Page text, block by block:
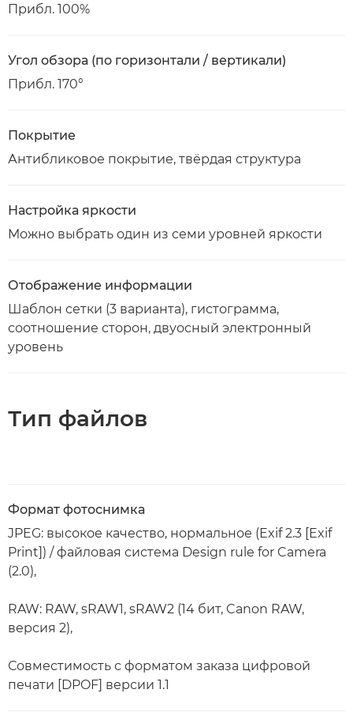
Прибл. 100%
Угол обзора (по горизонтали / вертикали)
Прибл. 170°
Покрытие
Антибликовое покрытие, твёрдая структура
Настройка яркости
Можно выбрать один из семи уровней яркости
Отображение информации
Шаблон сетки (3 варианта), гистограмма,
соотношение сторон, двуосный электронный
уровень
Тип файлов
Формат фотоснимка
JPEG: высокое качество, нормальное (Exif 2.3 [Exif
Print]) / файловая система Design rule for Camera
(2.0),
RAW: RAW, sRAW1, sRAW2 (14 бит, Canon RAW,
версия 2),
Совместимость с форматом заказа цифровой
печати [DPOF] версии 1.1